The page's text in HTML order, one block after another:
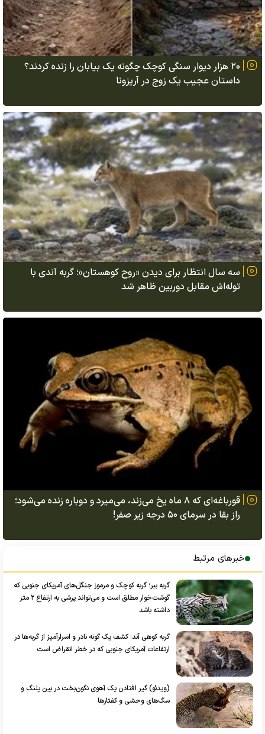
۲۰ هزار دیوار سنگی کوچک چگونه یک بیابان را زنده کردند؟
داستان عجیب یک زوج در آریزونا
سه سال انتظار برای دیدن «روح کوهستان»؛ گربه آندی با
توله‌اش مقابل دوربین ظاهر شد
قورباغه‌ای که ۸ ماه یخ می‌زند، می‌میرد و دوباره زنده می‌شود؛
راز بقا در سرمای ۵۰ درجه زیر صفر!
خبرهای مرتبط
گربه ببر؛ گربه کوچک و مرموز جنگل‌های آمریکای جنوبی که
گوشت‌خوار مطلق است و می‌تواند پرشی به ارتفاع ۲ متر
داشته باشد
گربه کوهی آند؛ کشف یک گونه نادر و اسرارآمیز از گربه‌ها در
ارتفاعات آمریکای جنوبی که در خطر انقراض است
(ویدئو) گیر افتادن یک آهوی نگون‌بخت در بین پلنگ و
سگ‌های وحشی و کفتار‌ها